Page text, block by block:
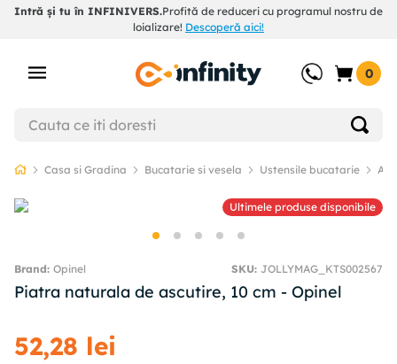
Intră și tu în INFINIVERS.Profită de reduceri cu programul nostru de
loializare! Descoperă aici!
0
Casa si Gradina Bucatarie si vesela Ustensile bucatarie
Ultimele produse disponibile
Opinel SKU: JOLLYMAG_KTS002567
Piatra naturala de ascutire, 10 cm - Opinel
52,28 lei